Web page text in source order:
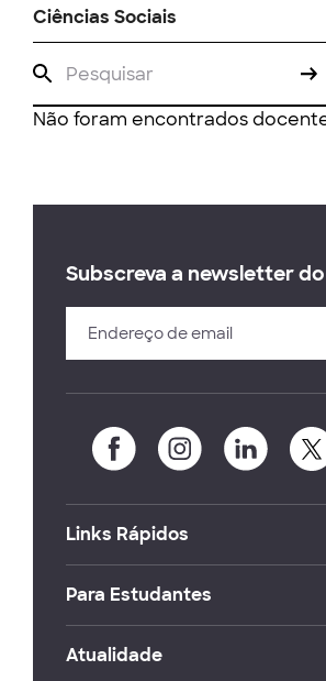
Ciências Sociais
Não foram encontrados
Subscreva a newsletter do
Links Rápidos
Para Estudantes
Atualidade